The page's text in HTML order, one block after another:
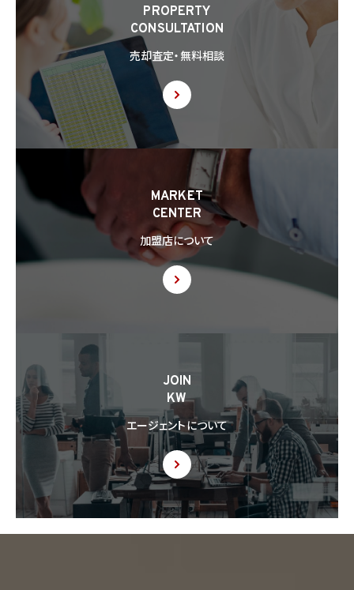
PROPERTY
CONSULTATION
売却査定・無料相談
MARKET
CENTER
加盟店について
JOIN
KW
エージェントについて